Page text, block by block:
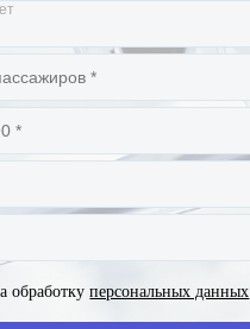
обработкуперсональных данных